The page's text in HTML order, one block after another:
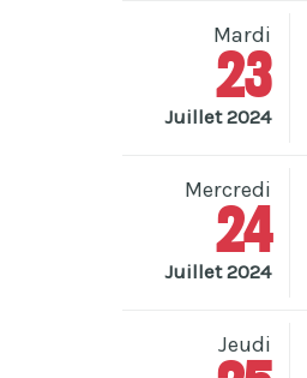
Mardi
23
Juillet 2024
Mercredi
24
Juillet 2024
Jeudi